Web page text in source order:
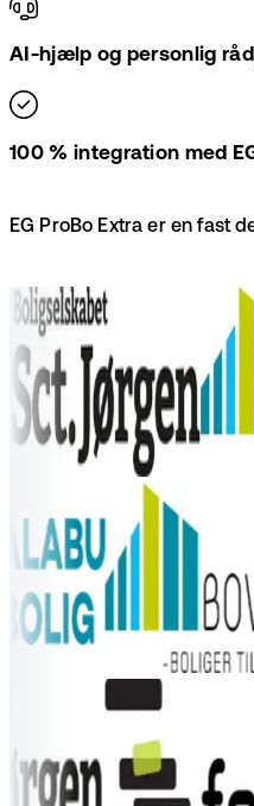
AI-hjælp og personlig
100 % integration med
EG ProBo Extra er en fast